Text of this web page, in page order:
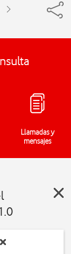
Llamadas y
mensajes